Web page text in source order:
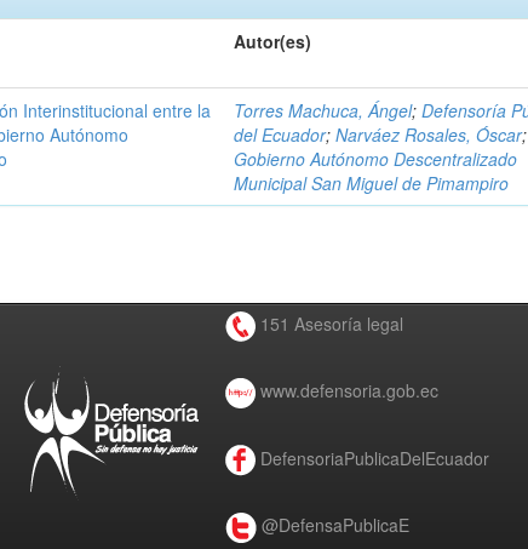
Autor(es)
Interinstitucional entre la
Autónomo
Torres Machuca, Ángel;Defensoría
del Ecuador;Narváez Rosales, Óscar;
Gobierno Autónomo Descentralizado
Municipal San Miguel de Pimampiro
151 Asesoría legal
www.defensoria.gob.ec
DefensoriaPublicaDelEcuador
@DefensaPublicaE